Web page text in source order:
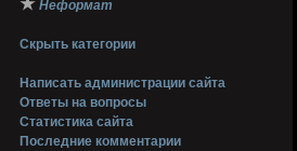
★ Неформат
Скрыть категории
Написать администрации сайта
Ответы на вопросы
Статистика сайта
Последние комментарии